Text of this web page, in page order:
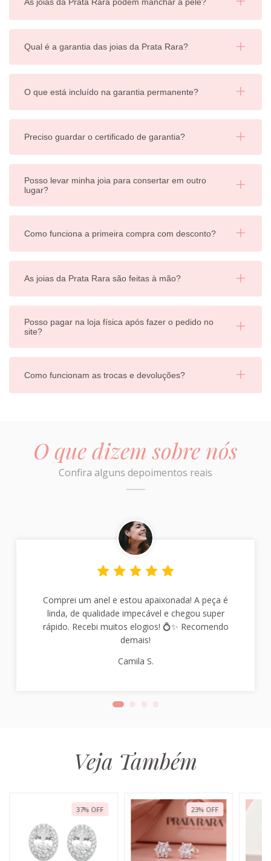
Qual é a garantia das joias da Prata Rara?
O que está incluído na garantia permanente?
Preciso guardar o certificado de garantia?
Posso levar minha joia para consertar em outro
lugar?
Como funciona a primeira compra com desconto?
As joias da Prata Rara são feitas à mão?
Posso pagar na loja física após fazer o pedido no
site?
Como funcionam as trocas e devoluções?
O que dizem sobre nós
Confira alguns depoimentos reais
Comprei um anel e estou apaixonada! A peça é
linda, de qualidade impecável e chegou super
rápido. Recebi muitos elogios! 💍✨ Recomendo
demais!
Camila S.
Veja Também
37% OFF 23% OFF